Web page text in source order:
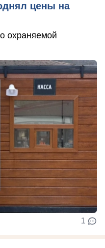
цены на
охраняемой
1